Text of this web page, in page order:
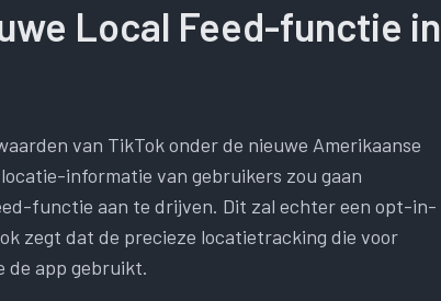
Local Feed-functie in
van TikTok onder de nieuwe Amerikaanse
informatie van gebruikers zou gaan
functie aan te drijven. Dit zal echter een opt-in-
zegt dat de precieze locatietracking die voor
de app gebruikt.